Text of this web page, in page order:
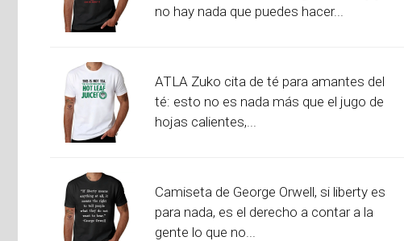
no hay nada que puedes hacer...
ATLA Zuko cita de té para amantes del
té: esto no es nada más que el jugo de
hojas calientes,...
Camiseta de George Orwell, si liberty es
para nada, es el derecho a contar a la
gente lo que no...